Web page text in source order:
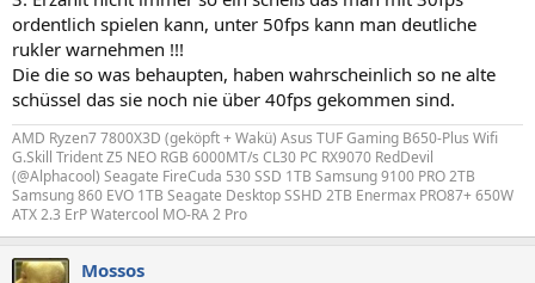
ordentlich spielen kann, unter 50fps kann man deutliche
rukler warnehmen !!!
Die die so was behaupten, haben wahrscheinlich so ne alte
schüssel das sie noch nie über 40fps gekommen sind.
AMD Ryzen7 7800X3D (geköpft + Wakü) Asus TUF Gaming B650-Plus Wifi
G.Skill Trident Z5 NEO RGB 6000MT/s CL30 PC RX9070 RedDevil
(@Alphacool) Seagate FireCuda 530 SSD 1TB Samsung 9100 PRO 2TB
Samsung 860 EVO 1TB Seagate Desktop SSHD 2TB Enermax PRO87+ 650W
ATX 2.3 ErP Watercool MO-RA 2 Pro
Mossos